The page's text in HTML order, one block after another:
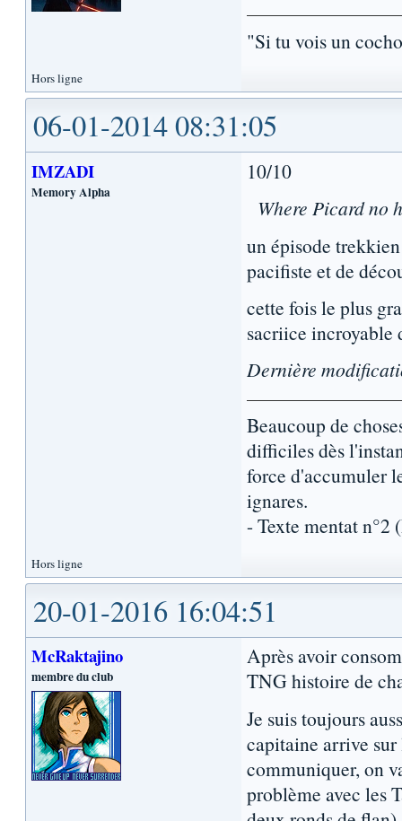
"Si tu vois un
Hors ligne
06-01-2014 08:31:05
IMZADI
Memory Alpha
10/10
Where Picard no
un épisode
pacifiste et de
cette fois le plus
sacriice incroyable
Dernière
Beaucoup de
difficiles dès
force d'accumuler
ignares.
- Texte mentat n°2
Hors ligne
20-01-2016 16:04:51
McRaktajino
membre du club
Après avoir
TNG histoire de
Je suis toujours
capitaine arrive
communiquer, on
problème avec les